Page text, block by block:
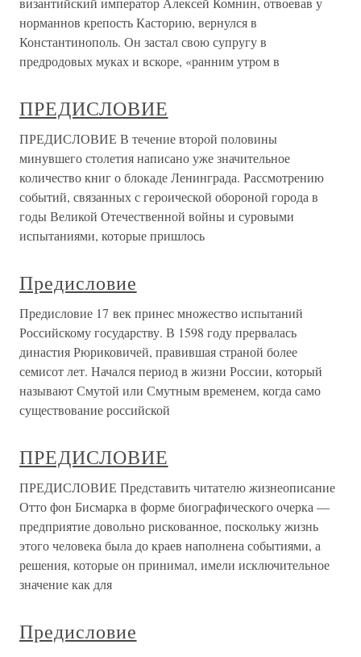
норманнов крепость Касторию, вернулся в
Константинополь. Он застал свою супругу в
предродовых муках и вскоре, «ранним утром в
ПРЕДИСЛОВИЕ
ПРЕДИСЛОВИЕ В течение второй половины
минувшего столетия написано уже значительное
количество книг о блокаде Ленинграда. Рассмотрению
событий, связанных с героической обороной города в
годы Великой Отечественной войны и суровыми
испытаниями, которые пришлось
Предисловие
Предисловие 17 век принес множество испытаний
Российскому государству. В 1598 году прервалась
династия Рюриковичей, правившая страной более
семисот лет. Начался период в жизни России, который
называют Смутой или Смутным временем, когда само
существование российской
ПРЕДИСЛОВИЕ
ПРЕДИСЛОВИЕ Представить читателю жизнеописание
Отто фон Бисмарка в форме биографического очерка —
предприятие довольно рискованное, поскольку жизнь
этого человека была до краев наполнена событиями, а
решения, которые он принимал, имели исключительное
значение как для
Предисловие